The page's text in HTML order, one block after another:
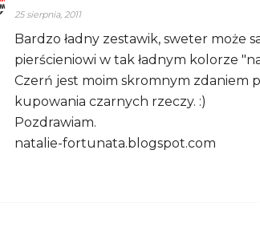
25 sierpnia, 2011
Bardzo ładny zestawik, sweter może
pierścieniowi w tak ładnym kolorze
Czerń jest moim skromnym zdaniem
kupowania czarnych rzeczy. :)
Pozdrawiam.
natalie-fortunata.blogspot.com